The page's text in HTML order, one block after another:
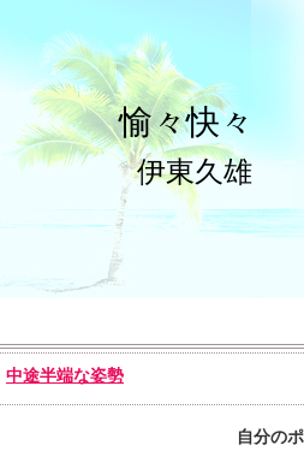
愉々快々
伊東久雄
中途半端な姿勢
自分の